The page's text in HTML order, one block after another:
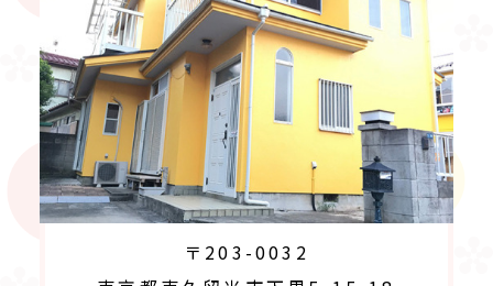
〒203-0032